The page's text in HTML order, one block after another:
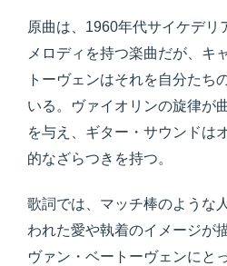
原曲は、1960年代サイケデリ
メロディを持つ楽曲だが、キ
トーヴェンはそれを自分たち
いる。ヴァイオリンの旋律が
を与え、ギター・サウンドは
的なざらつきを持つ。
歌詞では、マッチ棒のような
われた愛や執着のイメージが
ヴァン・ベートーヴェンにと